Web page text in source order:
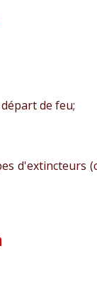
de feu;
d'extincteurs